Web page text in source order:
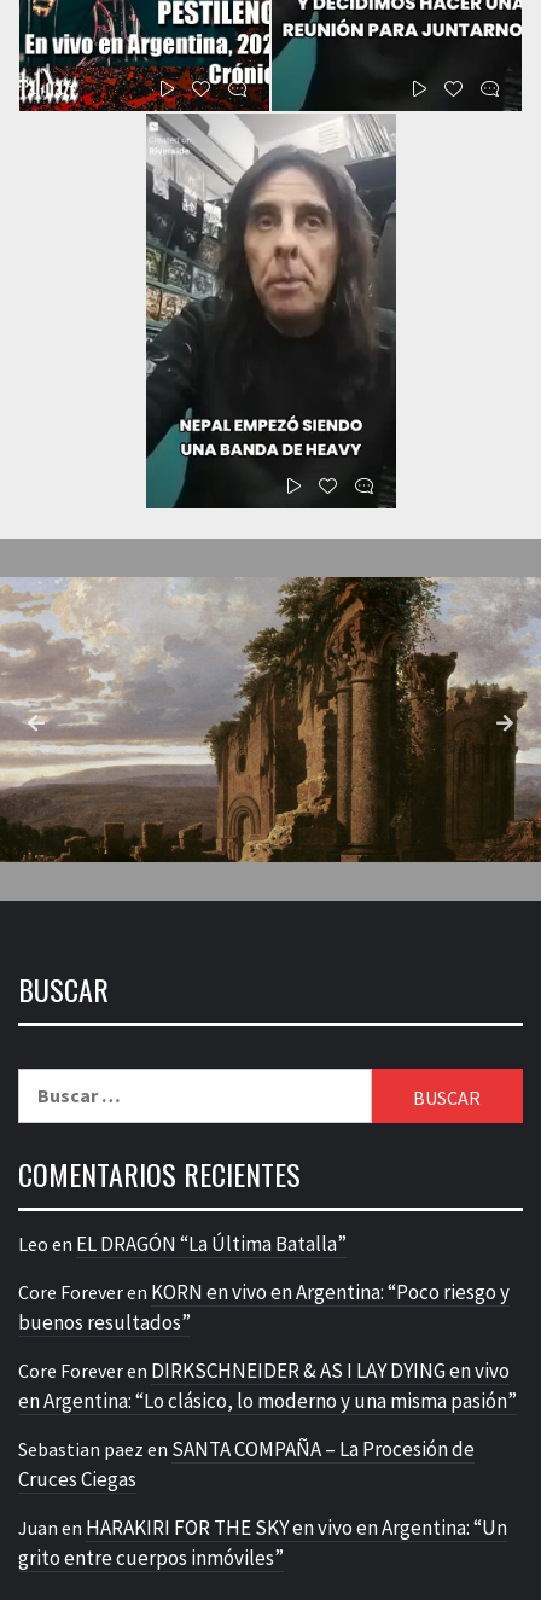
BUSCAR
COMENTARIOS RECIENTES
Leo en EL DRAGÓN “La Última Batalla”
Core Foreveren KORN en vivo en Argentina: “Poco riesgo y
buenos resultados”
Core Foreveren DIRKSCHNEIDER & AS I LAY DYING en vivo
en Argentina: “Lo clásico, lo moderno y una misma pasión”
Sebastian paez en SANTA COMPAÑA – La Procesión de
Cruces Ciegas
Juan en HARAKIRI FOR THE SKY en vivo en Argentina: “Un
grito entre cuerpos inmóviles”